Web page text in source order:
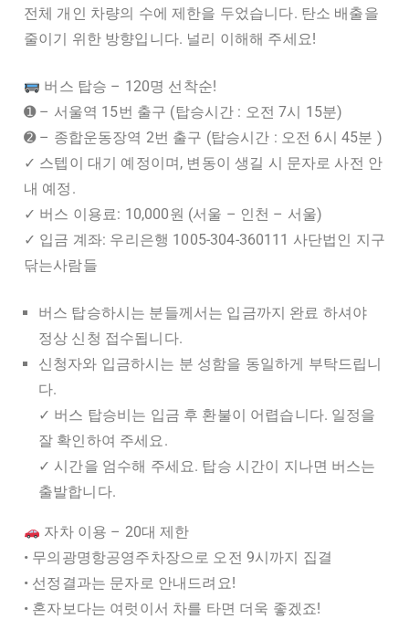
전체 개인 차량의 수에 제한을 두었습니다. 탄소 배출을
줄이기 위한 방향입니다. 널리 이해해 주세요!
버스 탑승 – 120명 선착순!
➊ – 서울역 15번 출구 (탑승시간 : 오전 7시 15분)
➋ – 종합운동장역 2번 출구 (탑승시간 : 오전 6시 45분 )
✓ 스텝이 대기 예정이며, 변동이 생길 시 문자로 사전 안
내 예정.
✓ 버스 이용료: 10,000원 (서울 – 인천 – 서울)
✓ 입금 계좌: 우리은행 1005-304-360111 사단법인 지구
닦는사람들
버스 탑승하시는 분들께서는 입금까지 완료 하셔야
정상 신청 접수됩니다.
신청자와 입금하시는 분 성함을 동일하게 부탁드립니
다.
✓ 버스 탑승비는 입금 후 환불이 어렵습니다. 일정을
잘 확인하여 주세요.
✓ 시간을 엄수해 주세요. 탑승 시간이 지나면 버스는
출발합니다.
자차 이용 – 20대 제한
• 무의광명항공영주차장으로 오전 9시까지 집결
• 선정결과는 문자로 안내드려요!
• 혼자보다는 여럿이서 차를 타면 더욱 좋겠죠!